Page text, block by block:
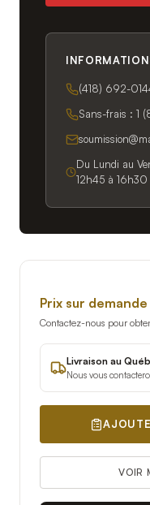
(418) 692-
Sans-frais : 1
Du Lundi au
12h45 à 16h30
Prix sur demande
Contactez-nous pour
Livraison au
Nous vous
VOIR